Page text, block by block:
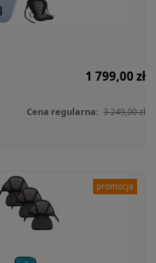
1 799,00 zł
Cena regularna: 3 249,00 zł
promocja